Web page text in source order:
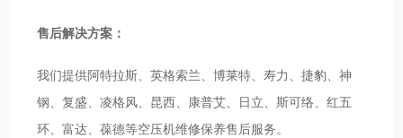
售后解决方案：
我们提供阿特拉斯、英格索兰、博莱特、寿力、捷豹、神
钢、复盛、凌格风、昆西、康普艾、日立、斯可络、红五
环、富达、葆德等空压机维修保养售后服务。